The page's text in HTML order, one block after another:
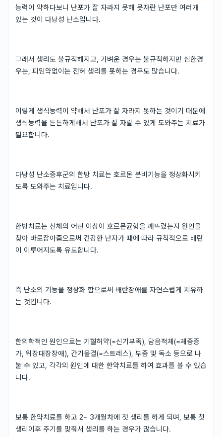
능력이 약하다보니 난포가 잘 자라지 못해 못자란 난포만 여러개
있는 것이 다낭성 난소입니다.
그래서 생리도 불규칙해지고, 가벼운 경우는 불규칙하지만 심한경
우는, 피임약없이는 전혀 생리를 못하는 경우도 많습니다.
이렇게 생식능력이 약해서 난포가 잘 자라지 못하는 것이기 때문에
생식능력을 튼튼하게해서 난포가 잘 자랄 수 있게 도와주는 치료가
필요합니다.
다낭성 난소증후군의 한방 치료는 호르몬 분비기능을 정상화시키
도록 도와주는 치료입니다.
한방치료는 신체의 어떤 이상이 호르몬균형을 깨뜨렸는지 원인을
찾아 바로잡아줌으로써 건강한 난자가 때에 따라 규칙적으로 배란
이 이루어지도록 유도합니다.
즉 난소의 기능을 정상화 함으로써 배란장애를 자연스럽게 치유하
는 것입니다.
한의학적인 원인으로는 기혈허약(=신기부족), 담음적체(=체중증
가, 위장대장장애), 간기울결(=스트레스), 부종 및 독소 등으로 나
눌 수 있고, 각각의 원인에 대한 한약치료를 하여 효과를 볼 수 있습
니다.
보통 한약치료를 하고 2~ 3개월차에 첫 생리를 하게 되며, 보통 첫
생리이후 주기를 맞춰서 생리를 하는 경우가 많습니다.